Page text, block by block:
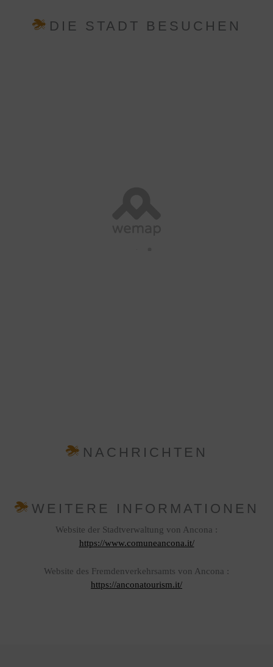
DIE STADT BESUCHEN
NACHRICHTEN
WEITERE INFORMATIONEN
Website der Stadtverwaltung von Ancona :
https://www.comuneancona.it/
Website des Fremdenverkehrsamts von Ancona :
https://anconatourism.it/